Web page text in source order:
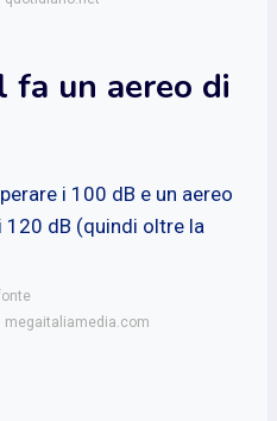
fa un aereo di
i 100 dB e un aereo
120 dB (quindi oltre la